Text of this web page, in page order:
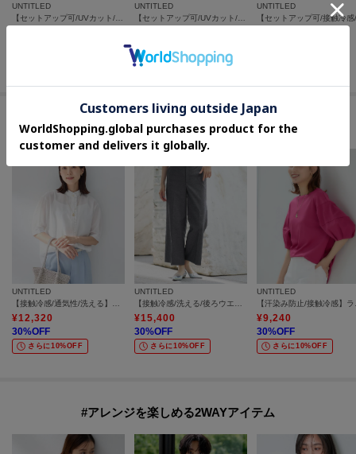
UNTITLED
UNTITLED
UNTITLED
セールアイテムからのおすすめ
UNTITLED
【接触冷感/通気性/洗える】スタンドカラーフリルブラウス
¥12,320
30%OFF
さらに10%OFF
UNTITLED
【接触冷感/洗える/後ろウエストゴム】オックスワイドパンツ
¥15,400
30%OFF
さらに10%OFF
UNTITLED
【汗
¥9,240
30%OFF
さらに10%OFF
#アレンジを楽しめる2WAYアイテム